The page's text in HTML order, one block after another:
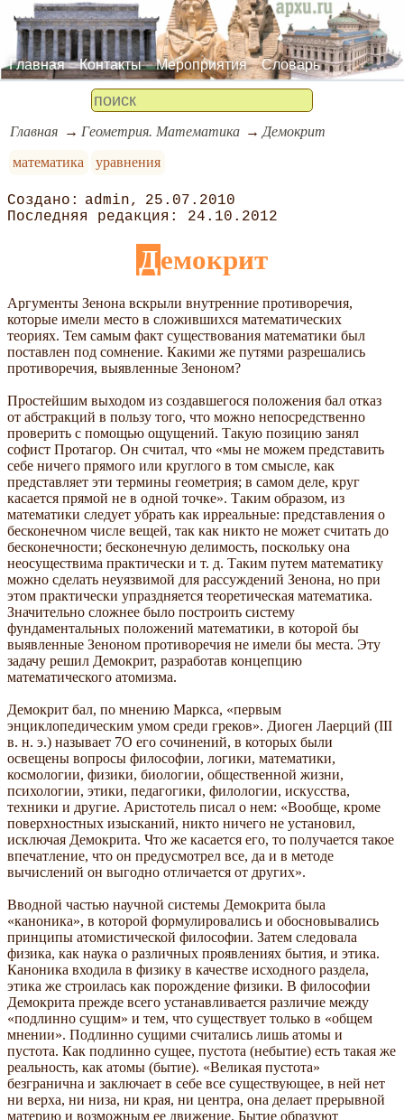
Главная Контакты Мероприятия Словарь
Главная Геометрия. Математика
Демокрит
математика
уравнения
admin
25.07.2010
24.10.2012
Демокрит
Аргументы Зенона вскрыли внутренние противоречия,
которые имели место в сложившихся математических
теориях. Тем самым факт существования математики был
поставлен под сомнение. Какими же путями разрешались
противоречия, выявленные Зеноном?
Простейшим выходом из создавшегося положения бал отказ
от абстракций в пользу того, что можно непосредственно
проверить с помощью ощущений. Такую позицию занял
софист Протагор. Он считал, что «мы не можем представить
себе ничего прямого или круглого в том смысле, как
представляет эти термины геометрия; в самом деле, круг
касается прямой не в одной точке». Таким образом, из
математики следует убрать как ирреальные: представления о
бесконечном числе вещей, так как никто не может считать до
бесконечности; бесконечную делимость, поскольку она
неосуществима практически и т. д. Таким путем математику
можно сделать неуязвимой для рассуждений Зенона, но при
этом практически упраздняется теоретическая математика.
Значительно сложнее было построить систему
фундаментальных положений математики, в которой бы
выявленные Зеноном противоречия не имели бы места. Эту
задачу решил Демокрит, разработав концепцию
математического атомизма.
Демокрит бал, по мнению Маркса, «первым
энциклопедическим умом среди греков». Диоген Лаерций (III
в. н. э.) называет 7О его сочинений, в которых были
освещены вопросы философии, логики, математики,
космологии, физики, биологии, общественной жизни,
психологии, этики, педагогики, филологии, искусства,
техники и другие. Аристотель писал о нем: «Вообще, кроме
поверхностных изысканий, никто ничего не установил,
исключая Демокрита. Что же касается его, то получается такое
впечатление, что он предусмотрел все, да и в методе
вычислений он выгодно отличается от других».
Вводной частью научной системы Демокрита была
«каноника», в которой формулировались и обосновывались
принципы атомистической философии. Затем следовала
физика, как наука о различных проявлениях бытия, и этика.
Каноника входила в физику в качестве исходного раздела,
этика же строилась как порождение физики. В философии
Демокрита прежде всего устанавливается различие между
«подлинно сущим» и тем, что существует только в «общем
мнении». Подлинно сущими считались лишь атомы и
пустота. Как подлинно сущее, пустота (небытие) есть такая же
реальность, как атомы (бытие). «Великая пустота»
безгранична и заключает в себе все существующее, в ней нет
ни верха, ни низа, ни края, ни центра, она делает прерывной
материю и возможным ее движение. Бытие образуют